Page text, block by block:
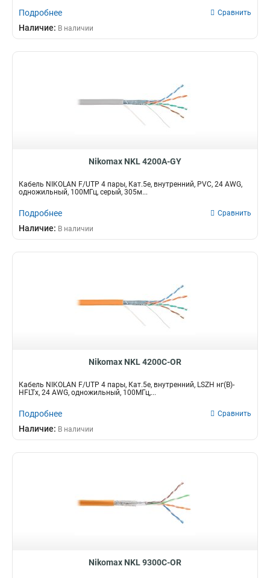
Подробнее Сравнить
Наличие: В наличии
Nikomax NKL 4200A-GY
Кабель NIKOLAN F/UTP 4 пары, Кат.5e, внутренний, PVC, 24 AWG,
одножильный, 100МГц, серый, 305м...
Подробнее Сравнить
Наличие: В наличии
Nikomax NKL 4200C-OR
Кабель NIKOLAN F/UTP 4 пары, Кат.5e, внутренний, LSZH нг(В)-
HFLTx, 24 AWG, одножильный, 100МГц,...
Подробнее Сравнить
Наличие: В наличии
Nikomax NKL 9300C-OR